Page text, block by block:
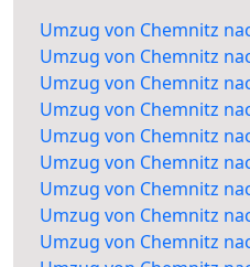
Umzug von Chemnitz
Umzug von Chemnitz
Umzug von Chemnitz
Umzug von Chemnitz
Umzug von Chemnitz
Umzug von Chemnitz
Umzug von Chemnitz
Umzug von Chemnitz
Umzug von Chemnitz